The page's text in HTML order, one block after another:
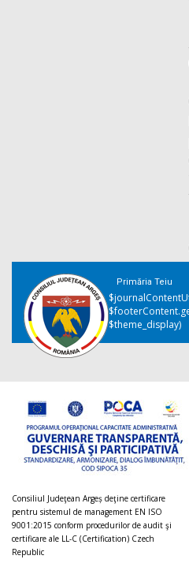
Primăria Teiu
$theme_display)
Consiliul Judeţean Argeș deţine certificare
pentru sistemul de management EN ISO
9001:2015 conform procedurilor de audit şi
certificare ale LL-C (Certification) Czech
Republic